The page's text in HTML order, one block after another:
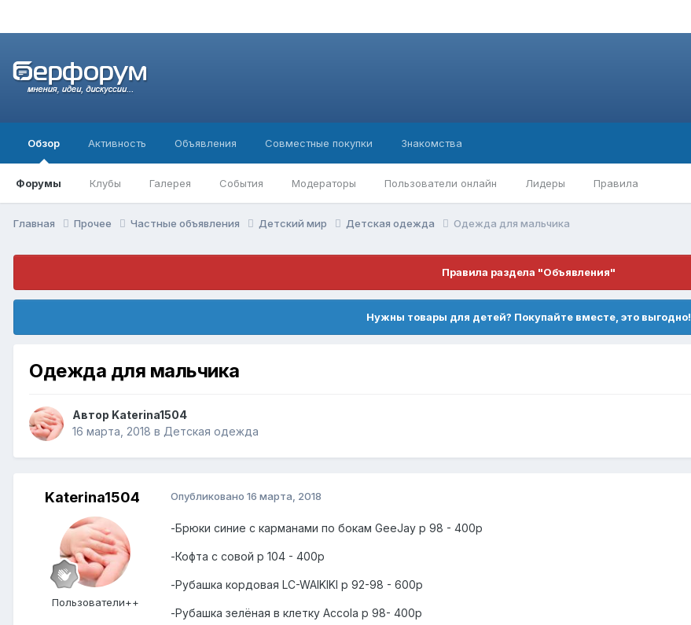
Обзор
Форумы Клубы Галерея События Модераторы Пользователи онлайн Лидеры Правила
Активность Объявления Совместные покупки Знакомства
Главная Прочее Частные объявления Детский мир Детская одежда Одежда для мальчика
Правила раздела "Объявления"
Нужны товары для детей? Покупайте вместе, это выгодно!
Одежда для мальчика
Автор Katerina1504
16 марта, 2018 в Детская одежда
Katerina1504
Пользователи++
Опубликовано 16 марта, 2018
-Брюки синие с карманами по бокам GeeJay р 98 - 400р
-Кофта с совой р 104 - 400р
-Рубашка кордовая LC-WAIKIKI р 92-98 - 600р
-Рубашка зелёная в клетку Accola р 98- 400р